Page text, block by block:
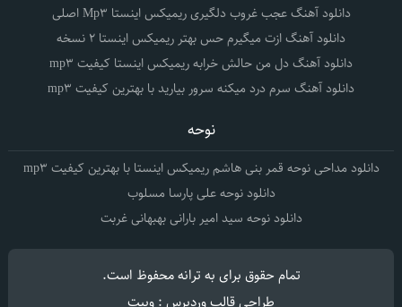
دانلود آهنگ عجب غروب دلگیری ریمیکس اینستا Mp3 اصلی
دانلود آهنگ ازت میگیرم حس بهتر ریمیکس اینستا 2 نسخه
دانلود آهنگ دل من حالش خرابه ریمیکس اینستا کیفیت mp3
دانلود آهنگ سرم درد میکنه سرور بیارید با بهترین کیفیت mp3
نوحه
دانلود مداحی نوحه قمر بنی هاشم ریمیکس اینستا با بهترین کیفیت mp3
دانلود نوحه علی پارسا مسلوب
دانلود نوحه سید امیر بارانی بهبهانی غربت
تمام حقوق برای به ترانهمحفوظ است.
طراحی قالب وردپرس : وبیت